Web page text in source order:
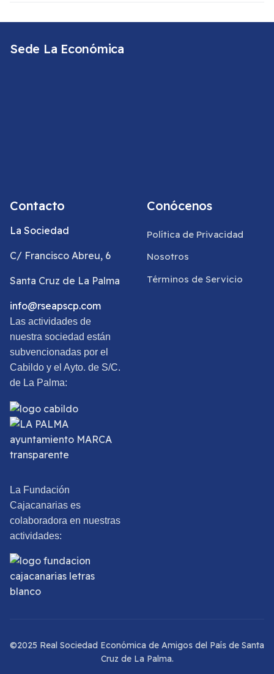
Sede La Económica
Contacto
La Sociedad
C/ Francisco Abreu, 6
Santa Cruz de La Palma
info@rseapscp.com
Conócenos
Política de Privacidad
Nosotros
Términos de Servicio
Las actividades de
nuestra sociedad están
subvencionadas por el
Cabildo y el Ayto. de S/C.
de La Palma:
La Fundación
Cajacanarias es
colaboradora en nuestras
actividades:
©2025 Real Sociedad Económica de Amigos del País de Santa
Cruz de La Palma.